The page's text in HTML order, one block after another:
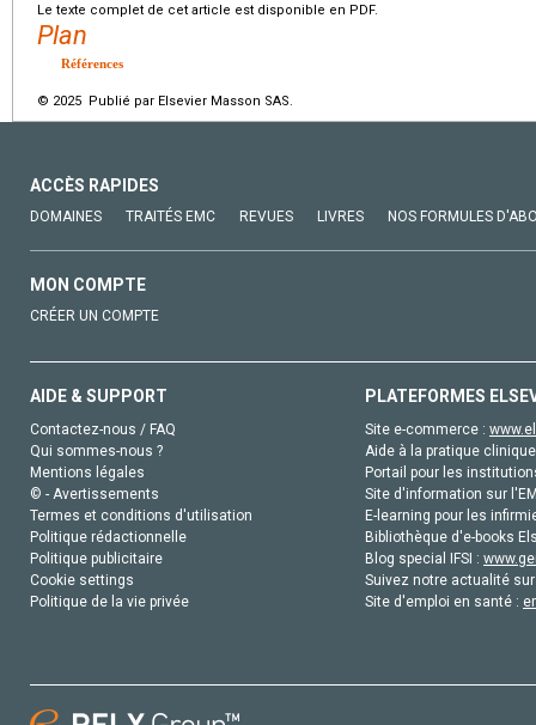
Le texte complet de cet article est disponible en PDF.
Plan
Références
© 2025 Publié par Elsevier Masson SAS.
ACCÈS RAPIDES
DOMAINES TRAITÉS EMC REVUES LIVRES NOS FORMULES
MON COMPTE
CRÉER UN COMPTE
AIDE & SUPPORT
Contactez-nous / FAQ
Qui sommes-nous ?
Mentions légales
© - Avertissements
Termes et conditions d'utilisation
Politique rédactionnelle
Politique publicitaire
Cookie settings
Politique de la vie privée
PLATEFORMES
Site e-commerce :
Aide à la pratique
Portail pour les
Site d'information sur
E-learning pour les
Bibliothèque d'e-books
Blog special IFSI :
Suivez notre actualité
Site d'emploi en santé :